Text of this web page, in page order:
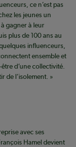
ce n’est pas
les jeunes un
gagner à leur
plus de 100 ans au
influenceurs,
ensemble et
d’une collectivité.
de l’isolement. »
avec ses
Hamel devient